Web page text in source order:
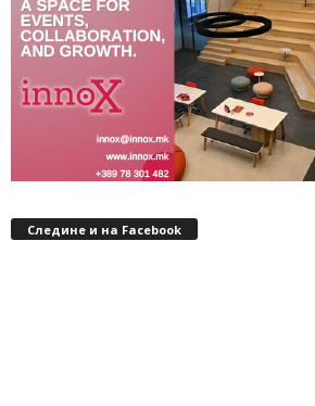
Следине и на Facebook